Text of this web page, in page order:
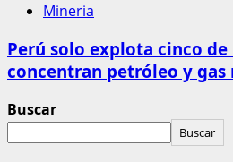
Mineria
Perú solo explota cinco de
concentran petróleo y gas
Buscar
Buscar